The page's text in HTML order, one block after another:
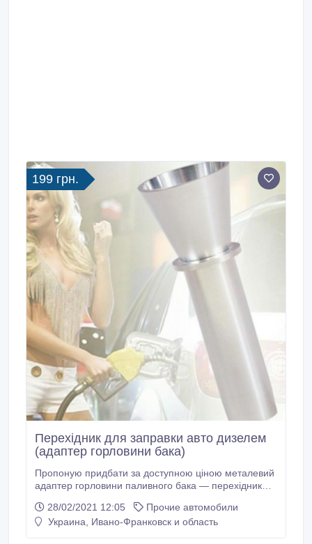
199 грн.
Перехідник для заправки авто дизелем
(адаптер горловини бака)
Пропоную придбати за доступною ціною металевий
адаптер горловини паливного бака — перехідник
воронка). На багатьох АЗС дизельні пістолети —
такої ж товщини, як і бензинові... На сучасних
28/02/2021 12:05
Прочие автомобили
Украина, Ивано-Франковск и область